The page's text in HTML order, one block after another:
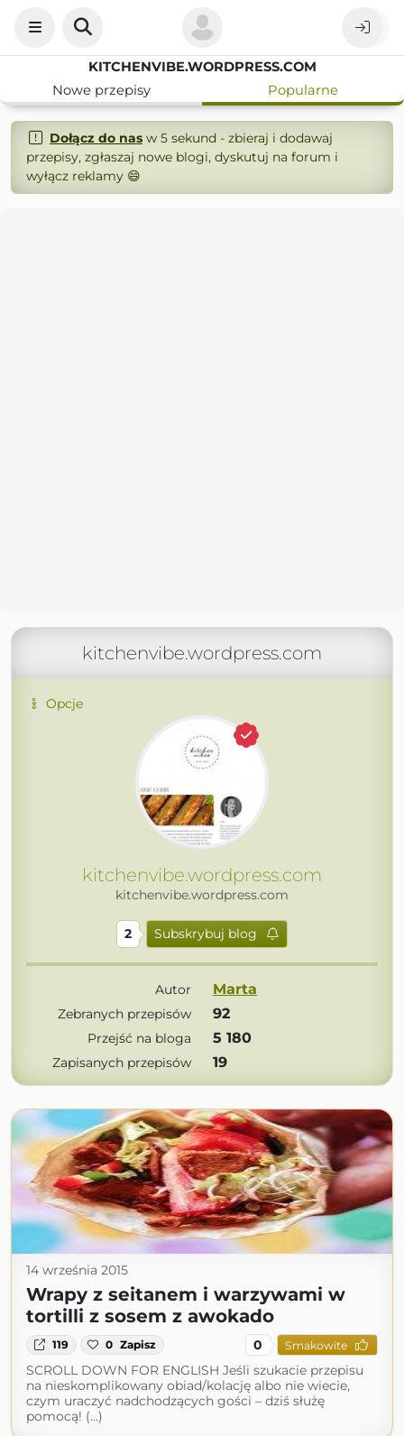
KITCHENVIBE.WORDPRESS.COM
Nowe przepisy
Popularne
Dołącz do nasw 5 sekund - zbieraj i dodawaj
przepisy, zgłaszaj nowe blogi, dyskutuj na forum i
wyłącz reklamy 😄
kitchenvibe.wordpress.com
Opcje
kitchenvibe.wordpress.com
kitchenvibe.wordpress.com
2 Subskrybuj blog
Autor Marta
Zebranych przepisów 92
Przejść na bloga 5 180
Zapisanych przepisów 19
14 września 2015
Wrapy z seitanem i warzywami w
tortilli z sosem z awokado
119 0 Zapisz 0 Smakowite
SCROLL DOWN FOR ENGLISH Jeśli szukacie przepisu
na nieskomplikowany obiad/kolację albo nie wiecie,
czym uraczyć nadchodzących gości – dziś służę
pomocą! (...)